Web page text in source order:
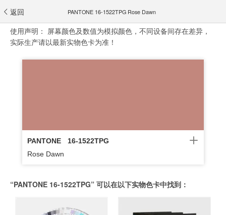
返回 PANTONE 16-1522TPG Rose Dawn
使用声明： 屏幕颜色及数值为模拟颜色，不同设备间存在差异，
实际生产请以最新实物色卡为准！
PANTONE
16-1522TPG
Rose Dawn
“PANTONE 16-1522TPG” 可以在以下实物色卡中找到：